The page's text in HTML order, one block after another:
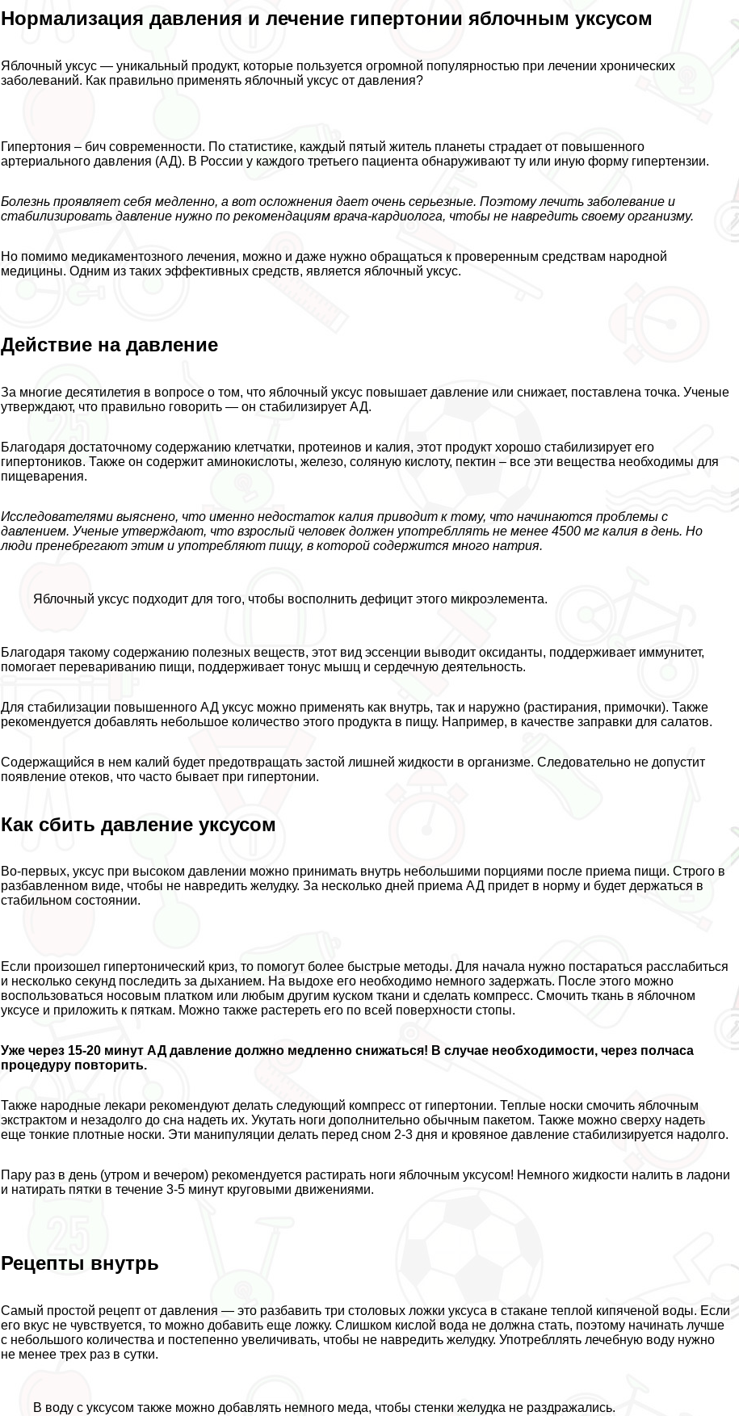
Нормализация давления и лечение гипертонии яблочным уксусом
Яблочный уксус — уникальный продукт, которые пользуется огромной популярностью при лечении хронических
заболеваний. Как правильно применять яблочный уксус от давления?
Гипертония – бич современности. По статистике, каждый пятый житель планеты страдает от повышенного
артериального давления (АД). В России у каждого третьего пациента обнаруживают ту или иную форму гипертензии.
Болезнь проявляет себя медленно, а вот осложнения дает очень серьезные. Поэтому лечить заболевание и
стабилизировать давление нужно по рекомендациям врача-кардиолога, чтобы не навредить своему организму.
Но помимо медикаментозного лечения, можно и даже нужно обращаться к проверенным средствам народной
медицины. Одним из таких эффективных средств, является яблочный уксус.
Действие на давление
За многие десятилетия в вопросе о том, что яблочный уксус повышает давление или снижает, поставлена точка. Ученые
утверждают, что правильно говорить — он стабилизирует АД.
Благодаря достаточному содержанию клетчатки, протеинов и калия, этот продукт хорошо стабилизирует его
гипертоников. Также он содержит аминокислоты, железо, соляную кислоту, пектин – все эти вещества необходимы для
пищеварения.
Исследователями выяснено, что именно недостаток калия приводит к тому, что начинаются проблемы с
давлением. Ученые утверждают, что взрослый человек должен употрeбллять не менее 4500 мг калия в день. Но
люди пренебрегают этим и употрeбляют пищу, в которой содержится много натрия.
Яблочный уксус подходит для того, чтобы восполнить дефицит этого микроэлемента.
Благодаря такому содержанию полезных веществ, этот вид эссенции выводит оксиданты, поддерживает иммунитет,
помогает перевариванию пищи, поддерживает тонус мышц и сердечную деятельность.
Для стабилизации повышенного АД уксус можно применять как внутрь, так и наружно (растирания, примочки). Также
рекомендуется добавлять небольшое количество этого продукта в пищу. Например, в качестве заправки для салатов.
Содержащийся в нем калий будет предотвращать застой лишней жидкости в организме. Следовательно не допустит
появление отеков, что часто бывает при гипертонии.
Как сбить давление уксусом
Во-первых, уксус при высоком давлении можно принимать внутрь небольшими порциями после приема пищи. Строго в
разбавленном виде, чтобы не навредить желудку. За несколько дней приема АД придет в норму и будет держаться в
стабильном состоянии.
Если произошел гипертонический криз, то помогут более быстрые методы. Для начала нужно постараться расслабиться
и несколько секунд последить за дыханием. На выдохе его необходимо немного задержать. После этого можно
воспользоваться носовым платком или любым другим куском ткани и сделать компресс. Смочить ткань в яблочном
уксусе и приложить к пяткам. Можно также растереть его по всей поверхности стопы.
Уже через 15-20 минут АД давление должно медленно снижаться! В случае необходимости, через полчаса
процедуру повторить.
Также народные лекари рекомендуют делать следующий компресс от гипертонии. Теплые носки смочить яблочным
экстpaктом и незадолго до сна надеть их. Укутать ноги дополнительно обычным пакетом. Также можно сверху надеть
еще тонкие плотные носки. Эти манипуляции делать перед сном 2-3 дня и кровяное давление стабилизируется надолго.
Пару раз в день (утром и вечером) рекомендуется растирать ноги яблочным уксусом! Немного жидкости налить в ладони
и натирать пятки в течение 3-5 минут круговыми движениями.
Рецепты внутрь
Самый простой рецепт от давления — это разбавить три столовых ложки уксуса в стакане теплой кипяченой воды. Если
его вкус не чувствуется, то можно добавить еще ложку. Слишком кислой вода не должна стать, поэтому начинать лучше
с небольшого количества и постепенно увеличивать, чтобы не навредить желудку. Употрeбллять лечебную воду нужно
не менее трех раз в сутки.
В воду с уксусом также можно добавлять немного меда, чтобы стенки желудка не раздражались.